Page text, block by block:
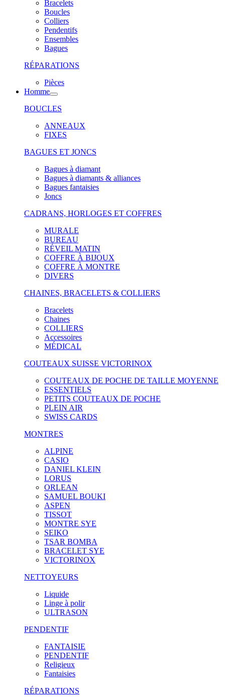
Bracelets
Boucles
Colliers
Pendentifs
Ensembles
Bagues
RÉPARATIONS
Pièces
Homme
BOUCLES
ANNEAUX
FIXES
BAGUES ET JONCS
Bagues à diamant
Bagues à diamants & alliances
Bagues fantaisies
Joncs
CADRANS, HORLOGES ET COFFRES
MURALE
BUREAU
RÉVEIL MATIN
COFFRE À BIJOUX
COFFRE À MONTRE
DIVERS
CHAINES, BRACELETS & COLLIERS
Bracelets
Chaines
COLLIERS
Accessoires
MÉDICAL
COUTEAUX SUISSE VICTORINOX
COUTEAUX DE POCHE DE TAILLE MOYENNE
ESSENTIELS
PETITS COUTEAUX DE POCHE
PLEIN AIR
SWISS CARDS
MONTRES
ALPINE
CASIO
DANIEL KLEIN
LORUS
ORLEAN
SAMUEL BOUKI
ASPEN
TISSOT
MONTRE SYE
SEIKO
TSAR BOMBA
BRACELET SYE
VICTORINOX
NETTOYEURS
Liquide
Linge à polir
ULTRASON
PENDENTIF
FANTAISIE
PENDENTIF
Religieux
Fantaisies
RÉPARATIONS